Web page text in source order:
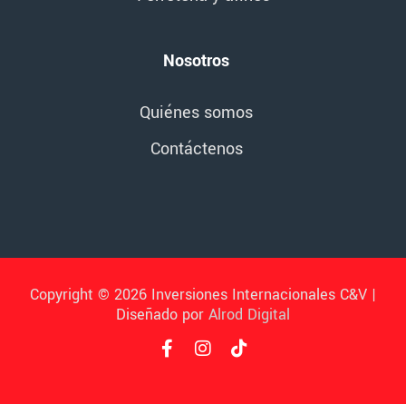
Nosotros
Quiénes somos
Contáctenos
Copyright © 2026 Inversiones Internacionales C&V |
Diseñado por Alrod Digital